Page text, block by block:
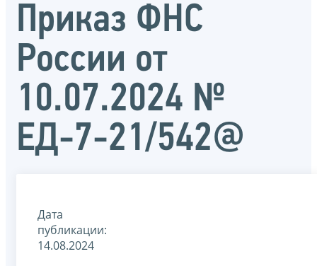
Приказ ФНС
России от
10.07.2024 №
ЕД-7-21/542@
Дата
публикации:
14.08.2024